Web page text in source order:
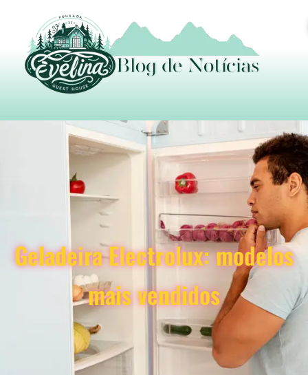
Geladeira Electrolux: modelos
mais vendidos